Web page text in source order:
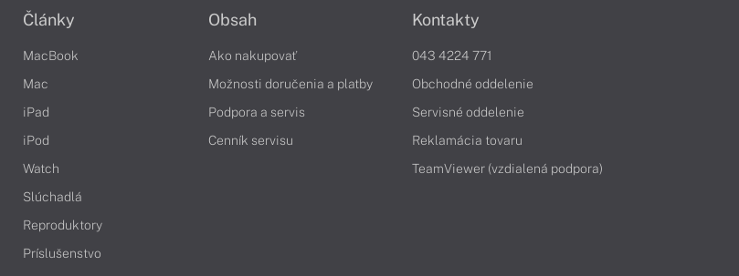
Články
MacBook
Mac
iPad
iPod
Watch
Slúchadlá
Reproduktory
Príslušenstvo
Obsah
Ako nakupovať
Možnosti doručenia a platby
Podpora a servis
Cenník servisu
Kontakty
043 4224 771
Obchodné oddelenie
Servisné oddelenie
Reklamácia tovaru
TeamViewer (vzdialená podpora)